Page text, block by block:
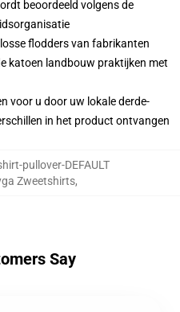
beoordeeld volgens de
flodders van fabrikanten
katoen landbouw praktijken met
voor u door uw lokale derde-
in het product ontvangen
pullover-DEFAULT
Zweetshirts,
Say